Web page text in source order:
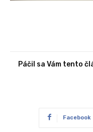
Páčil sa Vám tento
Facebook